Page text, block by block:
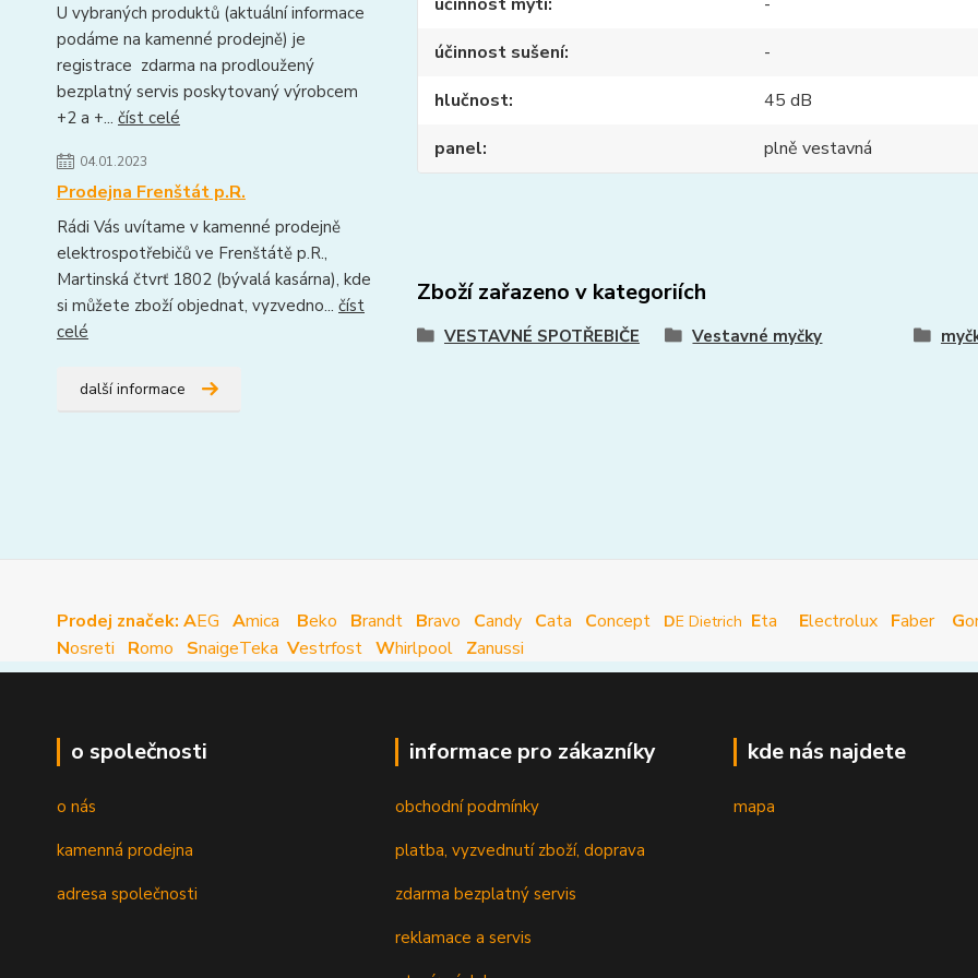
U vybraných produktů (aktuální informace
podáme na kamenné prodejně) je
registrace zdarma na prodloužený
bezplatný servis poskytovaný výrobcem
+2 a +... číst celé
04.01.2023
Prodejna Frenštát p.R.
Rádi Vás uvítame v kamenné prodejně
elektrospotřebičů ve Frenštátě p.R.,
Martinská čtvrť 1802 (bývalá kasárna), kde
si můžete zboží objednat, vyzvedno... číst
celé
další informace
účinnost mytí
-
účinnost sušení
-
hlučnost
45 dB
panel
plně vestavná
Zboží zařazeno v kategoriích
VESTAVNÉ SPOTŘEBIČE Vestavné myčky
Prodej značek: AEG Amica Beko Brandt Bravo Candy Cata Concept DE Dietrich Eta Electrolux Faber G
Nosreti Romo SnaigeTeka Vestrfost Whirlpool Zanussi
o společnosti
o nás
kamenná prodejna
adresa společnosti
informace pro zákazníky
obchodní podmínky
platba, vyzvednutí zboží, doprava
zdarma bezplatný servis
reklamace a servis
kde nás najdete
mapa